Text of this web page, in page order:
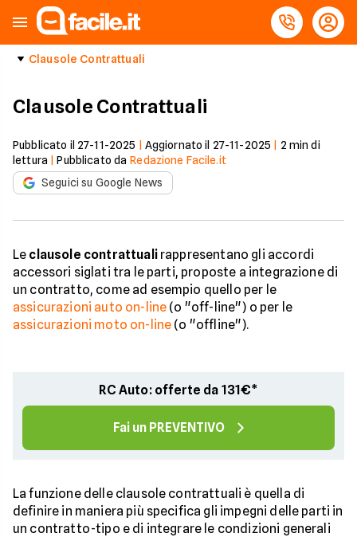
Clausole Contrattuali
Clausole Contrattuali
Pubblicato il 27-11-2025 Aggiornato il 27-11-2025 2 min di
lettura |Pubblicato da Redazione Facile.it
Seguici su Google News
Le clausole contrattualirappresentano gli accordi
accessori siglati tra le parti, proposte a integrazione di
un contratto, come ad esempio quello per le
assicurazioni auto on-line (o "off-line") o per le
assicurazioni moto on-line (o "offline").
RC Auto: offerte da 131€*
Fai un PREVENTIVO
La funzione delle clausole contrattuali è quella di
definire in maniera più specifica gli impegni delle parti in
un contratto-tipo e di integrare le condizioni generali